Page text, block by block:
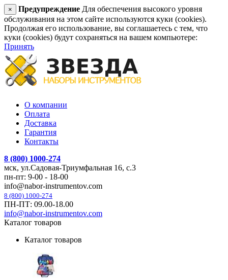
× Предупреждение Для обеспечения высокого уровня
обслуживания на этом сайте используются куки (cookies).
Продолжая его использование, вы соглашаетесь с тем, что
куки (cookies) будут сохраняться на вашем компьютере:
Принять
О компании
Оплата
Доставка
Гарантия
Контакты
8 (800) 1000-274
мск, ул.Садовая-Триумфальная 16, с.3
пн-пт: 9-00 - 18-00
info@nabor-instrumentov.com
8 (800) 1000-274
ПН-ПТ: 09.00-18.00
info@nabor-instrumentov.com
Каталог товаров
Каталог товаров